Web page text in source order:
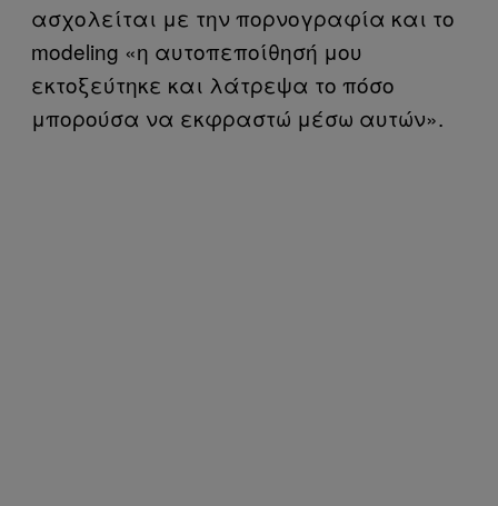
ασχολείται με την πορνογραφία και το
modeling «η αυτοπεποίθησή μου
εκτοξεύτηκε και λάτρεψα το πόσο
μπορούσα να εκφραστώ μέσω αυτών».